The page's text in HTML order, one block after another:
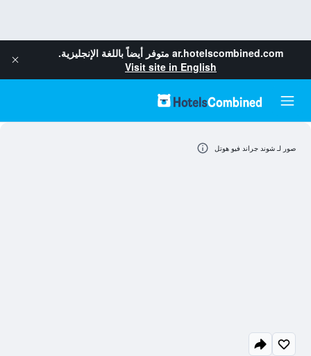
ar.hotelscombined.com متوفر أيضاً باللغة الإنجليزية.
Visit site in English
صور لـ شوند جراند فيو هوتل